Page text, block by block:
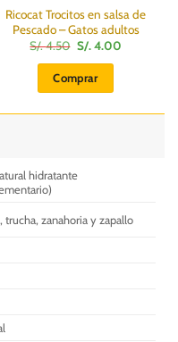
Ricocat Trocitos en salsa de
Pescado – Gatos adultos
S/.4.50 El
precio
original
era:
S/.
S/.4.00El
Comprar
hidratante
trucha, zanahoria y zapallo